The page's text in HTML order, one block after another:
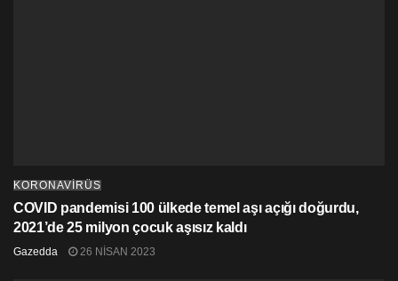
KORONAVİRÜS
COVID pandemisi 100 ülkede temel aşı açığı doğurdu,
2021’de 25 milyon çocuk aşısız kaldı
Gazedda 26 NISAN 2023